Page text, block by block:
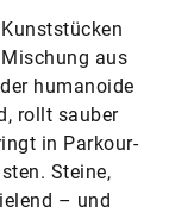
aus
humanoide
rollt sauber
in Parkour-
Steine,
– und